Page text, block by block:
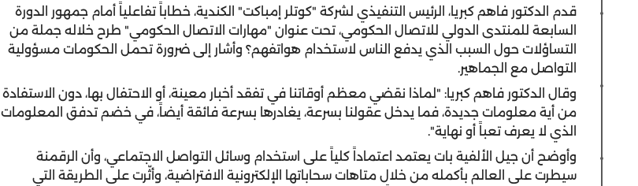
قدم الدكتور فاهم كبريا، الرئيس التنفيذي لشركة "كوتلر إمباكت" الكندية، خطاباً تفاعلياً أمام جمهور الدورة
السابعة للمنتدى الدولي للاتصال الحكومي، تحت عنوان "مهارات الاتصال الحكومي" طرح خلاله جملة من
التساؤلات حول السبب الذي يدفع الناس لاستخدام هواتفهم؟ وأشار إلى ضرورة تحمل الحكومات مسؤولية
التواصل مع الجماهير.
وقال الدكتور فاهم كبريا: "لماذا نقضي معظم أوقاتنا في تفقد أخبار معينة، أو الاحتفال بها، دون الاستفادة
من أية معلومات جديدة، فما يدخل عقولنا بسرعة، يغادرها بسرعة فائقة أيضاً، في خضم تدفق المعلومات
الذي لا يعرف تعباً أو نهاية".
وأوضح أن جيل الألفية بات يعتمد اعتماداً كلياً على استخدام وسائل التواصل الاجتماعي، وأن الرقمنة
سيطرت على العالم بأكمله من خلال متاهات سحاباتها الإلكترونية الافتراضية، وأثّرت على الطريقة التي